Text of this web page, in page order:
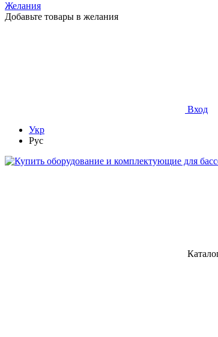
Желания
Добавьте товары в желания
Вход
Укр
Рус